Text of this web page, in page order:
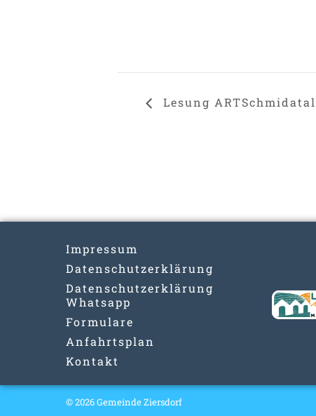
Lesung
Impressum
Datenschutzerklärung
Datenschutzerklärung
Whatsapp
Formulare
Anfahrtsplan
Kontakt
© 2026 Gemeinde Ziersdorf